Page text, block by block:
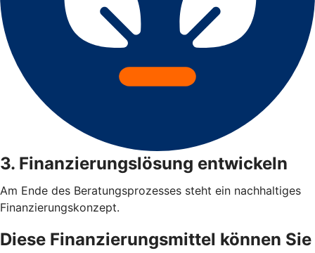
3. Finanzierungslösung entwickeln
Am Ende des Beratungsprozesses steht ein nachhaltiges
Finanzierungskonzept.
Diese Finanzierungsmittel können Sie